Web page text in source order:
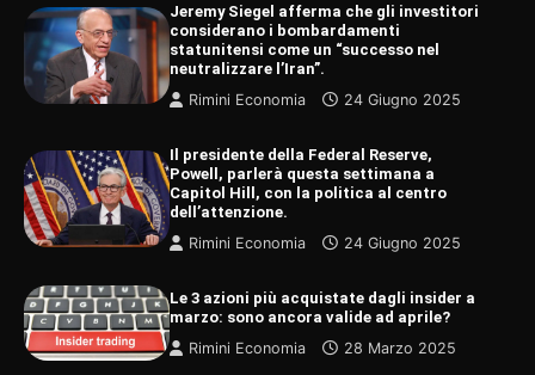
Jeremy Siegel afferma che gli investitori
considerano i bombardamenti
statunitensi come un “successo nel
neutralizzare l’Iran”.
Rimini Economia
24 Giugno 2025
Il presidente della Federal Reserve,
Powell, parlerà questa settimana a
Capitol Hill, con la politica al centro
dell’attenzione.
Rimini Economia
24 Giugno 2025
Le 3 azioni più acquistate dagli insider a
marzo: sono ancora valide ad aprile?
Rimini Economia
28 Marzo 2025